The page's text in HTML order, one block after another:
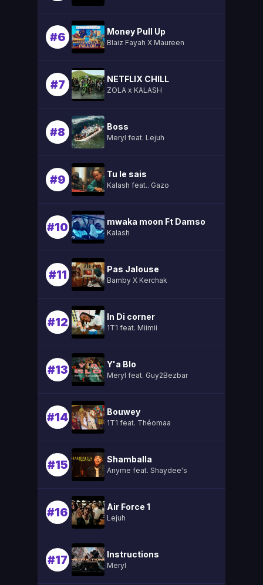
#6 Money Pull Up
Blaiz Fayah X Maureen
#7 NETFLIX CHILL
ZOLA x KALASH
#8 Boss
Meryl feat. Lejuh
#9 Tu le sais
Kalash feat.. Gazo
#10 mwaka moon Ft Damso
Kalash
#11 Pas Jalouse
Bamby X Kerchak
#12 In Di corner
1T1 feat. Miimii
#13 Y'a Blo
Meryl feat. Guy2Bezbar
#14 Bouwey
1T1 feat. Théomaa
#15 Shamballa
Anyme feat. Shaydee's
#16 Air Force 1
Lejuh
#17 Instructions
Meryl